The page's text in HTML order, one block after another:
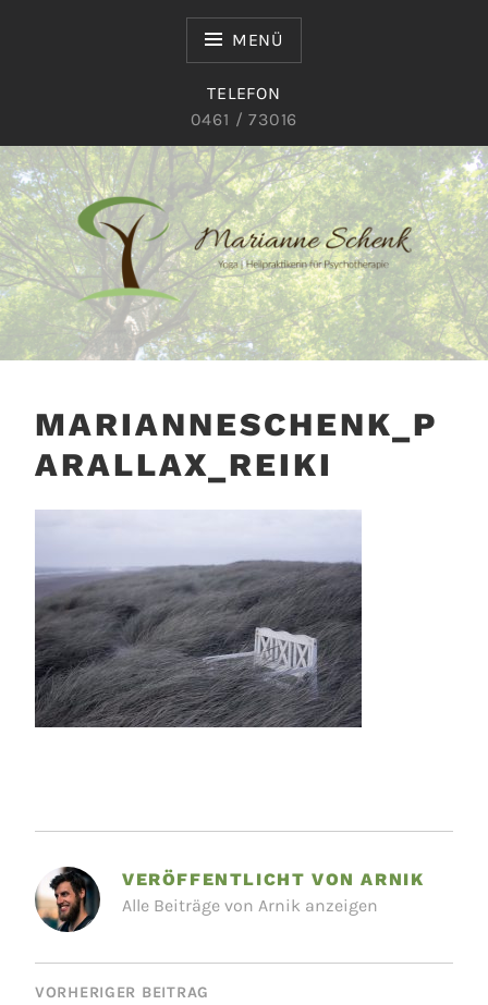
MENÜ
TELEFON
0461 / 73016
MARIANNE SCHENK
Yoga | Heilpraktikerin für Psychotherapie
MARIANNESCHENK_P
ARALLAX_REIKI
VERÖFFENTLICHT VONARNIK
Alle Beiträge von Arnik anzeigen
BEITRAGSNAVIGATION
VORHERIGER BEITRAG